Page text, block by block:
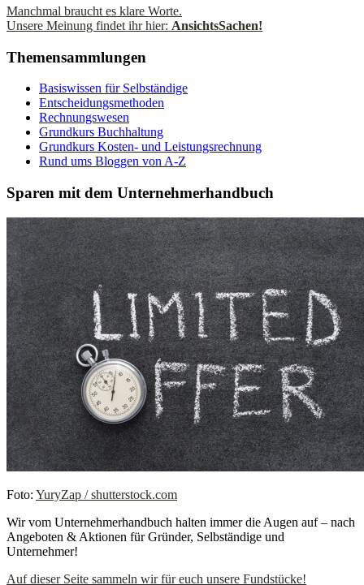
Manchmal braucht es klare Worte.
Unsere Meinung findet ihr hier: AnsichtsSachen!
Themensammlungen
Basiswissen für Selbständige
Entscheidungsmethoden
Rechnungswesen
Grundkurs Buchhaltung
Grundkurs Kosten- und Leistungsrechnung
Rund ums Bloggen von A-Z
Sparen mit dem Unternehmerhandbuch
Foto: YuryZap / shutterstock.com
Wir vom Unternehmerhandbuch halten immer die Augen auf – nach
Angeboten & Aktionen für Gründer, Selbständige und
Unternehmer!
Auf dieser Seite sammeln wir für euch unsere Fundstücke!